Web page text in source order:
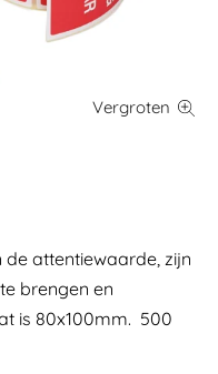
attentiewaarde, zijn
brengen en
is 80x100mm. 500